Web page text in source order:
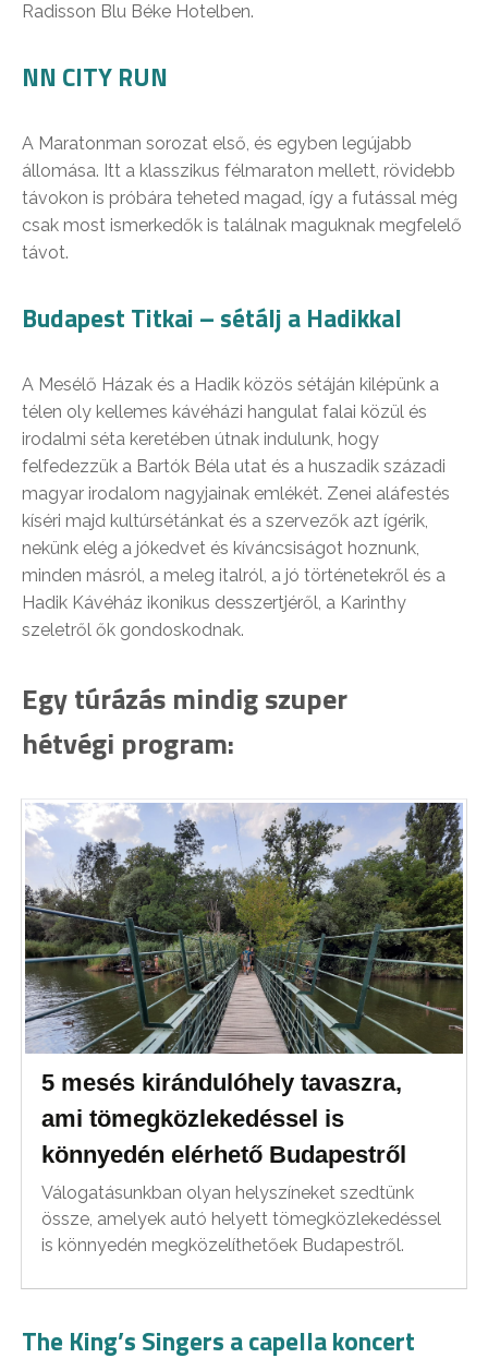
Radisson Blu Béke Hotelben.
NN CITY RUN
A Maratonman sorozat első, és egyben legújabb
állomása. Itt a klasszikus félmaraton mellett, rövidebb
távokon is próbára teheted magad, így a futással még
csak most ismerkedők is találnak maguknak megfelelő
távot.
Budapest Titkai – sétálj a Hadikkal
A Mesélő Házak és a Hadik közös sétáján kilépünk a
télen oly kellemes kávéházi hangulat falai közül és
irodalmi séta keretében útnak indulunk, hogy
felfedezzük a Bartók Béla utat és a huszadik századi
magyar irodalom nagyjainak emlékét. Zenei aláfestés
kíséri majd kultúrsétánkat és a szervezők azt ígérik,
nekünk elég a jókedvet és kíváncsiságot hoznunk,
minden másról, a meleg italról, a jó történetekről és a
Hadik Kávéház ikonikus desszertjéről, a Karinthy
szeletről ők gondoskodnak.
Egy túrázás mindig szuper
hétvégi program:
5 mesés kirándulóhely tavaszra,
ami tömegközlekedéssel is
könnyedén elérhető Budapestről
Válogatásunkban olyan helyszíneket szedtünk
össze, amelyek autó helyett tömegközlekedéssel
is könnyedén megközelíthetőek Budapestről.
The King’s Singers a capella koncert